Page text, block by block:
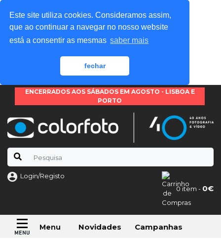
Este site utiliza cookies. Consideramos assim,
que ao continuar a navegar no nosso website
está a consentir as mesmas saber mais
fechar
ENCERRADOS AOS SÁBADOS EM AGOSTO - LISBOA E
PORTO
Login/Registo
0 item - 0€
Menu Novidades Campanhas